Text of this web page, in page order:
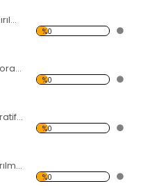
Pacman Dekoratif Kırılmaz Ayna
%0
Gülen Kurbağa Dekoratif Kırılmaz Ayna
%0
Kalpli Kurdele Dekoratif Kırılmaz Ayna
%0
Hayalet Dekoratif Kırılmaz Ayna
%0